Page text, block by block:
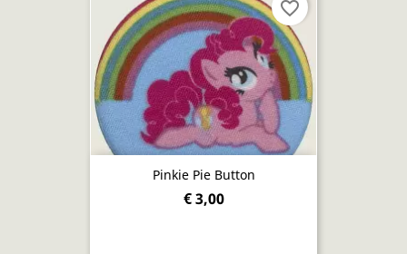
Pinkie Pie Button
€ 3,00
favorite_border